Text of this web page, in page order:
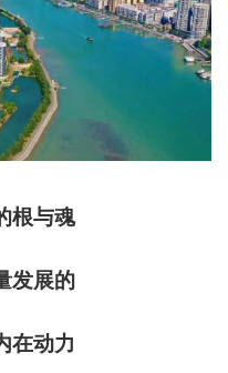
根与魂
发展的
在动力